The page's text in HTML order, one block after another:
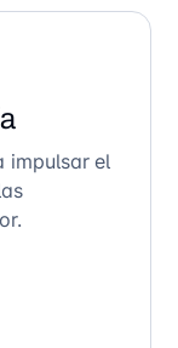
impulsar el